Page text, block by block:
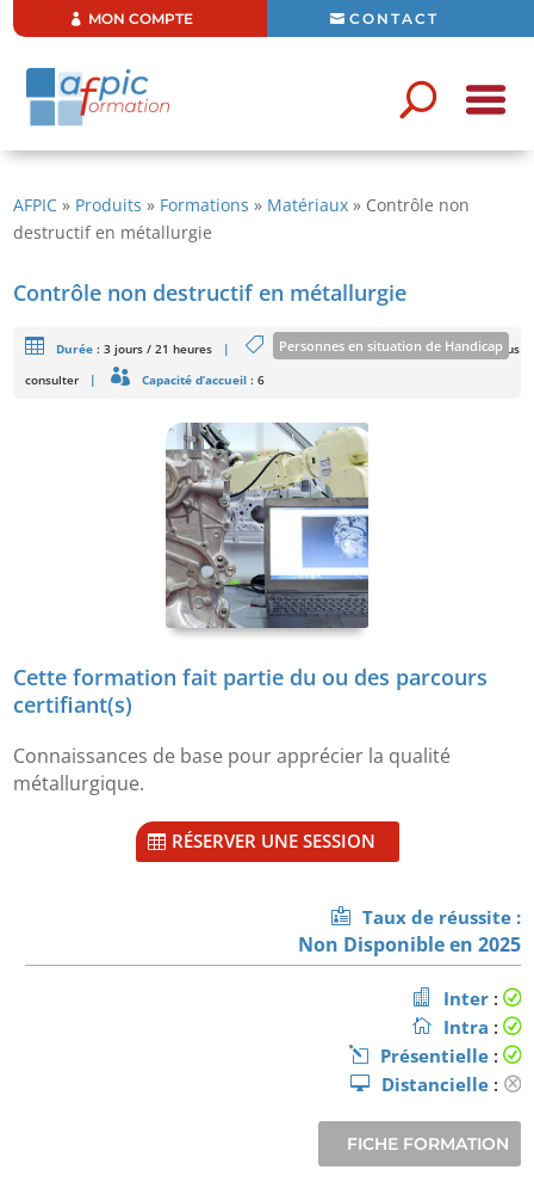
CONTACT
MON COMPTE
AFPIC » Produits » Formations » Matériaux » Contrôle non
destructif en métallurgie
Contrôle non destructif en métallurgie
Durée :3 jours / 21 heures | Tarifs: 1 610 € HT/Stagiaire - Intra : Nous
consulter
| Capacité d’accueil : 6
Personnes en situation de Handicap
Formation ouverte aux personnes en situation de handicap sous
Cette formation fait partie du ou des parcours
certifiant(s)
Connaissances de base pour apprécier la qualité
métallurgique.
RÉSERVER UNE SESSION
Taux de réussite :
Non Disponible en 2025
Inter:
Intra :
Présentielle:
Distancielle: